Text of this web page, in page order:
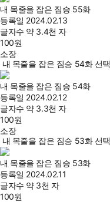
내 목줄을 잡은 짐승 55화
등록일 2024.02.13
글자수 약 3.4천 자
100원
소장
내 목줄을 잡은 짐승 54화 선택
내 목줄을 잡은 짐승 54화
등록일 2024.02.12
글자수 약 3.3천 자
100원
소장
내 목줄을 잡은 짐승 53화 선택
내 목줄을 잡은 짐승 53화
등록일 2024.02.11
글자수 약 3천 자
100원